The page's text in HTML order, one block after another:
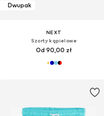
Dwupak
NEXT
Szorty kąpielowe
Od 90,00 zł